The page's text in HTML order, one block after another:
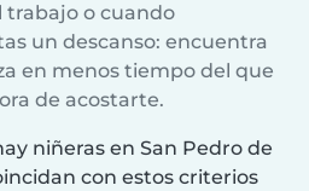
trabajo o cuando
un descanso: encuentra
en menos tiempo del que
de acostarte.
niñeras en San Pedro de
con estos criterios